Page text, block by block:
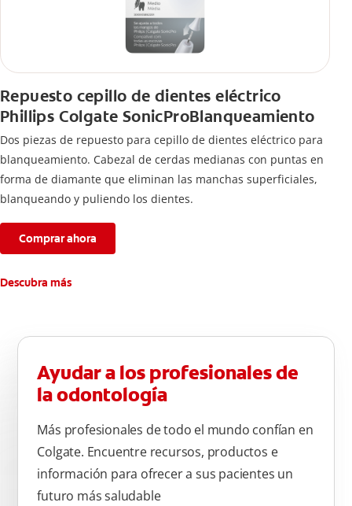
Repuesto cepillo de dientes eléctrico
Phillips Colgate SonicProBlanqueamiento
Dos piezas de repuesto para cepillo de dientes eléctrico para
blanqueamiento. Cabezal de cerdas medianas con puntas en
forma de diamante que eliminan las manchas superficiales,
blanqueando y puliendo los dientes.
Comprar ahora
Descubra más
Ayudar a los profesionales de
la odontología
Más profesionales de todo el mundo confían en
Colgate. Encuentre recursos, productos e
información para ofrecer a sus pacientes un
futuro más saludable